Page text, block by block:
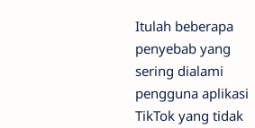
Itulah beberapa
penyebab yang
sering dialami
pengguna aplikasi
TikTok yang tidak